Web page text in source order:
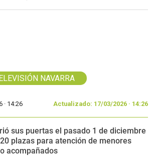
NAVARRA
· 14:26 Actualizado: 17/03/2026 · 14:26
sus puertas el pasado 1 de diciembre
plazas para atención de menores
acompañados